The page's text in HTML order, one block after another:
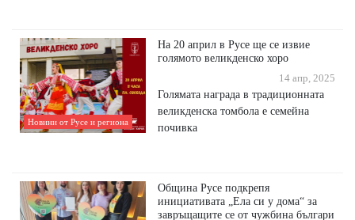
Новини от Русе и региона
На 20 април в Русе ще се извие
голямото великденско хоро
14 апр, 2025
Голямата награда в традиционната
великденска томбола е семейна
почивка
Община Русе подкрепя
инициативата „Ела си у дома“ за
завръщащите се от чужбина българи